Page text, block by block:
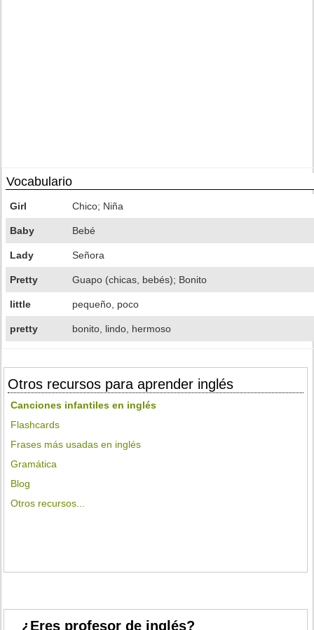
Vocabulario
Girl Chico; Niña
Baby Bebé
Lady Señora
Pretty Guapo (chicas, bebés); Bonito
little pequeño, poco
pretty bonito, lindo, hermoso
Otros recursos para aprender inglés
Canciones infantiles en inglés
Flashcards
Frases más usadas en inglés
Gramática
Blog
Otros recursos...
¿Eres profesor de inglés?